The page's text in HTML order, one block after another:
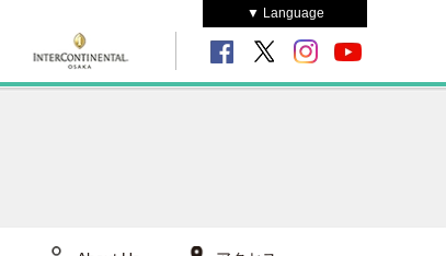
▼ Language